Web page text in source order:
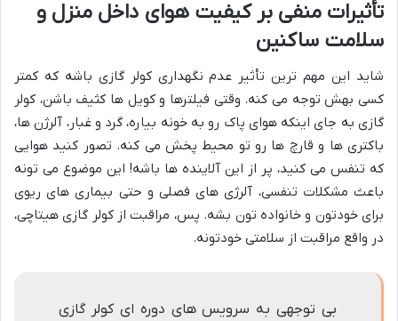
تأثیرات منفی بر کیفیت هوای داخل منزل و
سلامت ساکنین
شاید این مهم ترین تأثیر عدم نگهداری کولر گازی باشه که کمتر
کسی بهش توجه می کنه. وقتی فیلترها و کویل ها کثیف باشن، کولر
گازی به جای اینکه هوای پاک رو به خونه بیاره، گرد و غبار، آلرژن ها،
باکتری ها و قارچ ها رو تو محیط پخش می کنه. تصور کنید هوایی
که تنفس می کنید، پر از این آلاینده ها باشه! این موضوع می تونه
باعث مشکلات تنفسی، آلرژی های فصلی و حتی بیماری های ریوی
برای خودتون و خانواده تون بشه. پس، مراقبت از کولر گازی هیتاچی،
در واقع مراقبت از سلامتی خودتونه.
بی توجهی به سرویس های دوره ای کولر گازی